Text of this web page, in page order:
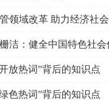
领域改革 助力经济社
局局长罗文
洁：健全中国特色社会
放热词”背后的知识点
色热词”背后的知识点